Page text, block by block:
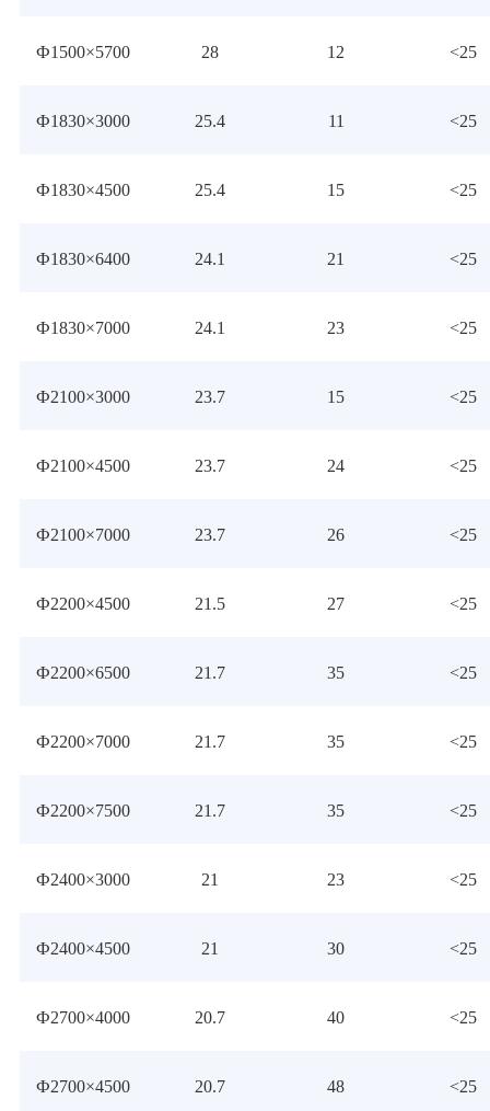
Ф1500×5700 28 12 <25
Ф1830×3000 25.4 11 <25
Ф1830×4500 25.4 15 <25
Ф1830×6400 24.1 21 <25
Ф1830×7000 24.1 23 <25
Ф2100×3000 23.7 15 <25
Ф2100×4500 23.7 24 <25
Ф2100×7000 23.7 26 <25
Ф2200×4500 21.5 27 <25
Ф2200×6500 21.7 35 <25
Ф2200×7000 21.7 35 <25
Ф2200×7500 21.7 35 <25
Ф2400×3000 21 23 <25
Ф2400×4500 21 30 <25
Ф2700×4000 20.7 40 <25
Ф2700×4500 20.7 48 <25